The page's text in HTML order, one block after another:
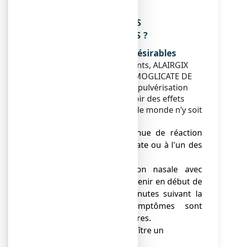
4. QUELS SONT LES EFFETS
INDESIRABLES EVENTUELS ?
Description des effets indésirables
Comme tous les médicaments, ALAIRGIX
RHINITE ALLERGIQUE CROMOGLICATE DE
solution pour pulvérisation
nasale est susceptible d'avoir des effets
indésirables, bien que tout le monde n’y soit
● Possibilité de survenue de réaction
allergique au cromoglicate ou à l'un des
● Une brève irritation nasale avec
éternuements peut survenir en début de
traitement dans les minutes suivant la
pulvérisation. Ces symptômes sont
habituellement transitoires.
● Rarement peut apparaître un